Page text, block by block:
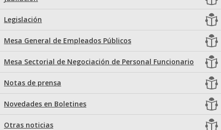
Legislación
Mesa General de Empleados Públicos
Mesa Sectorial de Negociación de Personal Funcionario
Notas de prensa
Novedades en Boletines
Otras noticias